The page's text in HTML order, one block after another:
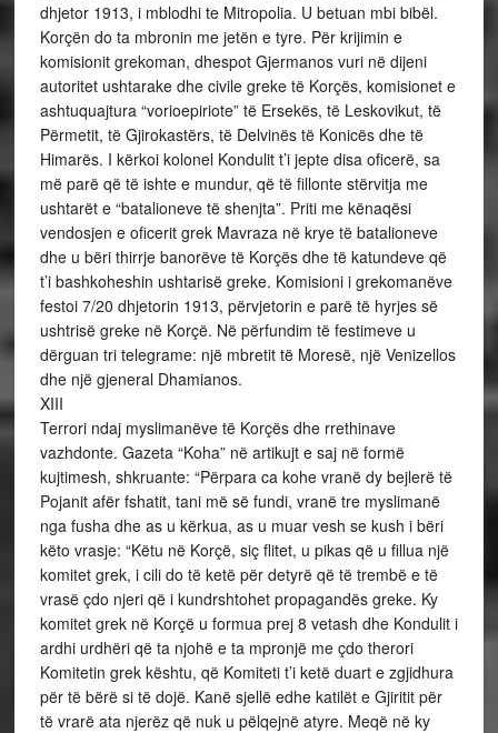
dhjetor 1913, i mblodhi te Mitropolia. U betuan mbi bibël.
Korçën do ta mbronin me jetën e tyre. Për krijimin e
komisionit grekoman, dhespot Gjermanos vuri në dijeni
autoritet ushtarake dhe civile greke të Korçës, komisionet e
ashtuquajtura “vorioepiriote” të Ersekës, të Leskovikut, të
Përmetit, të Gjirokastërs, të Delvinës të Konicës dhe të
Himarës. I kërkoi kolonel Kondulit t’i jepte disa oficerë, sa
më parë që të ishte e mundur, që të fillonte stërvitja me
ushtarët e “batalioneve të shenjta”. Priti me kënaqësi
vendosjen e oficerit grek Mavraza në krye të batalioneve
dhe u bëri thirrje banorëve të Korçës dhe të katundeve që
t’i bashkoheshin ushtarisë greke. Komisioni i grekomanëve
festoi 7/20 dhjetorin 1913, përvjetorin e parë të hyrjes së
ushtrisë greke në Korçë. Në përfundim të festimeve u
dërguan tri telegrame: një mbretit të Moresë, një Venizellos
dhe një gjeneral Dhamianos.
XIII
Terrori ndaj myslimanëve të Korçës dhe rrethinave
vazhdonte. Gazeta “Koha” në artikujt e saj në formë
kujtimesh, shkruante: “Përpara ca kohe vranë dy bejlerë të
Pojanit afër fshatit, tani më së fundi, vranë tre myslimanë
nga fusha dhe as u kërkua, as u muar vesh se kush i bëri
këto vrasje: “Këtu në Korçë, siç flitet, u pikas që u fillua një
komitet grek, i cili do të ketë për detyrë që të trembë e të
vrasë çdo njeri që i kundrshtohet propagandës greke. Ky
komitet grek në Korçë u formua prej 8 vetash dhe Kondulit i
ardhi urdhëri që ta njohë e ta mpronjë me çdo therori
Komitetin grek kështu, që Komiteti t’i ketë duart e zgjidhura
për të bërë si të dojë. Kanë sjellë edhe katilët e Gjiritit për
të vrarë ata njerëz që nuk u pëlqejnë atyre. Meqë në ky